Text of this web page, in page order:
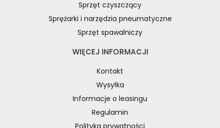
WYPOSAŻENIE PIŁ FORMATOWYCH
WYPOSAŻENIE PIŁ STOŁOWYCH
WYPOSAŻENIE PIŁ TARCZOWYCH DO DREWNA
WYPOSAŻENIE POSUWÓW
WYPOSAŻENIE STRUGAREK
WYPOSAŻENIE SZCZOTKAREK
WYPOSAŻENIE SZLIFIEREK DO DREWNA
WYPOSAŻENIE TOKAREK
Sprzęt czyszczący
Sprężarki i narzędzia pneumatyczne
Sprzęt spawalniczy
WIĘCEJ INFORMACJI
Kontakt
Wysyłka
Informacje o leasingu
Regulamin
Polityka prywatności